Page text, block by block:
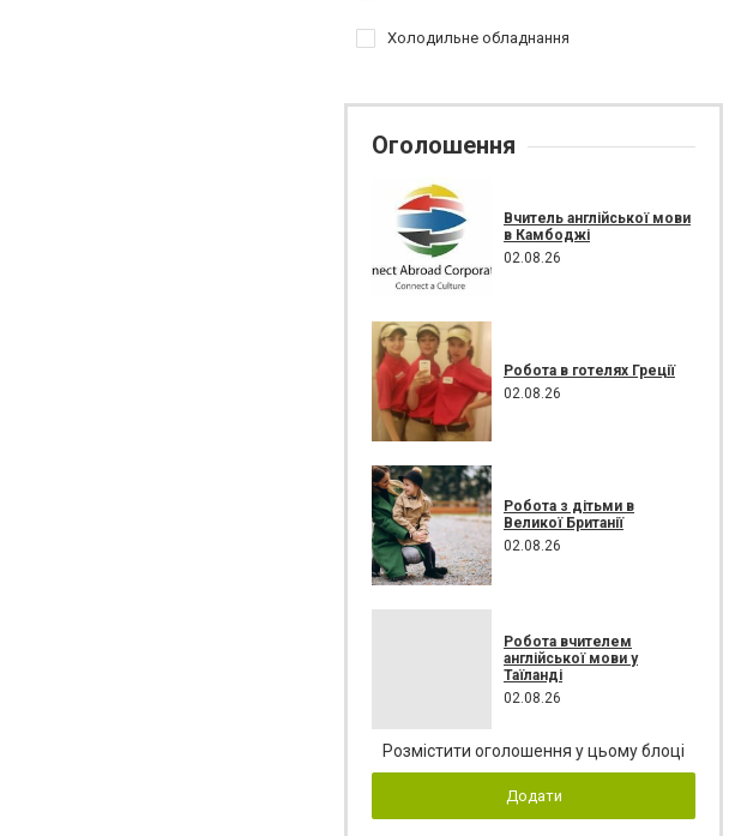
Холодильне обладнання
Оголошення
Вчитель англійської мови
в Камбоджі
02.08.26
Робота в готелях Греції
02.08.26
Робота з дітьми в
Великої Британії
02.08.26
Робота вчителем
англійської мови у
Таїланді
02.08.26
Розмістити оголошення у цьому блоці
Додати